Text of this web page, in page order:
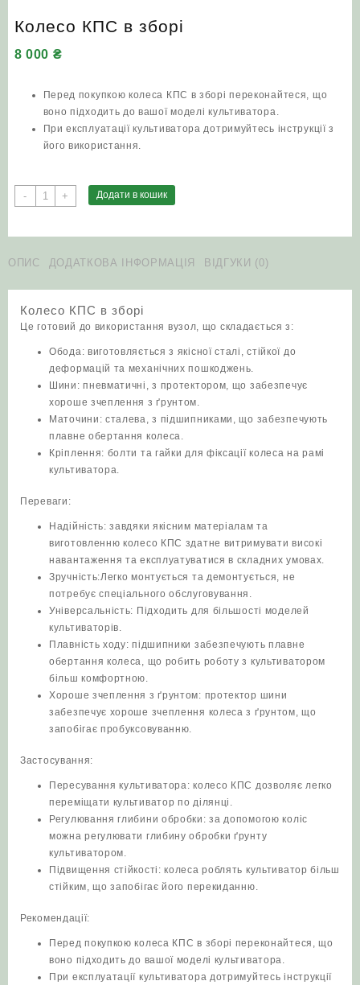
Колесо КПС в зборі
8 000 ₴
Перед покупкою колеса КПС в зборі переконайтеся, що
воно підходить до вашої моделі культиватора.
При експлуатації культиватора дотримуйтесь інструкції з
його використання.
-
Колесо
КПС
кількість
+ Додати в кошик
ОПИС ДОДАТКОВА ІНФОРМАЦІЯ ВІДГУКИ (0)
Колесо КПС в зборі
Це готовий до використання вузол, що складається з:
Обода: виготовляється з якісної сталі, стійкої до
деформацій та механічних пошкоджень.
Шини: пневматичні, з протектором, що забезпечує
хороше зчеплення з ґрунтом.
Маточини: сталева, з підшипниками, що забезпечують
плавне обертання колеса.
Кріплення: болти та гайки для фіксації колеса на рамі
культиватора.
Переваги:
Надійність: завдяки якісним матеріалам та
виготовленню колесо КПС здатне витримувати високі
навантаження та експлуатуватися в складних умовах.
Зручність:Легко монтується та демонтується, не
потребує спеціального обслуговування.
Універсальність: Підходить для більшості моделей
культиваторів.
Плавність ходу: підшипники забезпечують плавне
обертання колеса, що робить роботу з культиватором
більш комфортною.
Хороше зчеплення з ґрунтом: протектор шини
забезпечує хороше зчеплення колеса з ґрунтом, що
запобігає пробуксовуванню.
Застосування:
Пересування культиватора: колесо КПС дозволяє легко
переміщати культиватор по ділянці.
Регулювання глибини обробки: за допомогою коліс
можна регулювати глибину обробки ґрунту
культиватором.
Підвищення стійкості: колеса роблять культиватор більш
стійким, що запобігає його перекиданню.
Рекомендації:
Перед покупкою колеса КПС в зборі переконайтеся, що
воно підходить до вашої моделі культиватора.
При експлуатації культиватора дотримуйтесь інструкції